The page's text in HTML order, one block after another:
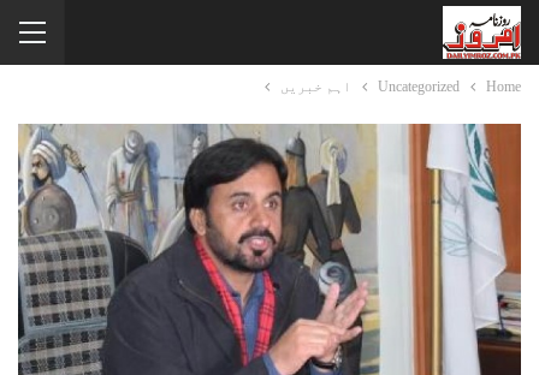
Home
Uncategorized اہم خبریں